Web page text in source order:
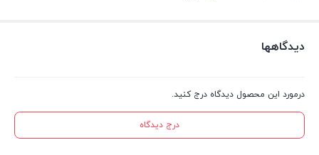
دیدگاهها
درمورد این محصول دیدگاه درج کنید.
درج دیدگاه